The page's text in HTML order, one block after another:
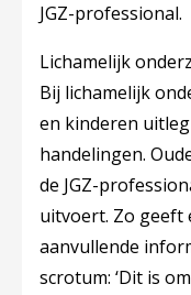
JGZ-professional.
Lichamelijk
Bij lichamelijk
en kinderen
handelingen.
de JGZ-
uitvoert. Zo geeft
aanvullende
scrotum: ‘Dit is